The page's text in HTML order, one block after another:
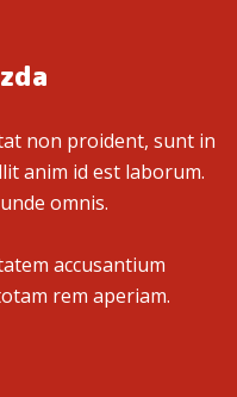
non proident, sunt in
anim id est laborum.
omnis.
accusantium
rem aperiam.